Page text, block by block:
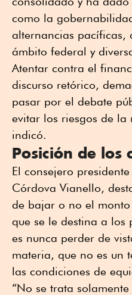
como la
alternancias pacíficas,
ámbito federal y
Atentar contra el
discurso retórico,
pasar por el debate
evitar los riesgos de
indicó.
Posición de los
El consejero
Córdova Vianello,
de bajar o no el
que se le destina a los
es nunca perder de
materia, que no es un
las condiciones de
“No se trata